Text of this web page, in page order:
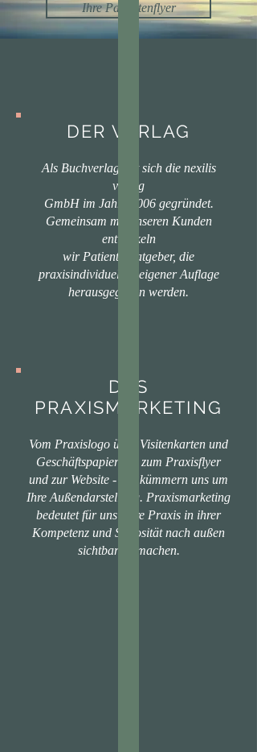
Ihre Patientenflyer
DER VERLAG
Als Buchverlag hat sich die nexilis
verlag
GmbH im Jahre 2006 gegründet.
Gemeinsam mit unseren Kunden
entwickeln
wir Patientenratgeber, die
praxisindividuell in eigener Auflage
herausgegeben werden.
DAS
PRAXISMARKETING
Vom Praxislogo über Visitenkarten und
Geschäftspapier hin zum Praxisflyer
und zur Website - wir kümmern uns um
Ihre Außendarstellung. Praxismarketing
bedeutet für uns: Ihre Praxis in ihrer
Kompetenz und Seriosität nach außen
sichtbar zu machen.